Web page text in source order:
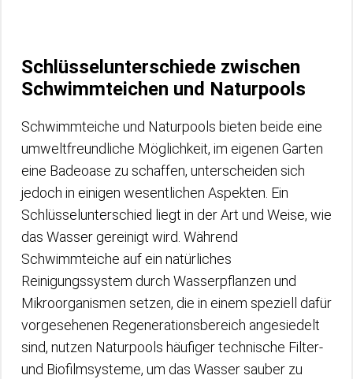
Schlüsselunterschiede zwischen
Schwimmteichen und Naturpools
Schwimmteiche und Naturpools bieten beide eine
umweltfreundliche Möglichkeit, im eigenen Garten
eine Badeoase zu schaffen, unterscheiden sich
jedoch in einigen wesentlichen Aspekten. Ein
Schlüsselunterschied liegt in der Art und Weise, wie
das Wasser gereinigt wird. Während
Schwimmteiche auf ein natürliches
Reinigungssystem durch Wasserpflanzen und
Mikroorganismen setzen, die in einem speziell dafür
vorgesehenen Regenerationsbereich angesiedelt
sind, nutzen Naturpools häufiger technische Filter-
und Biofilmsysteme, um das Wasser sauber zu